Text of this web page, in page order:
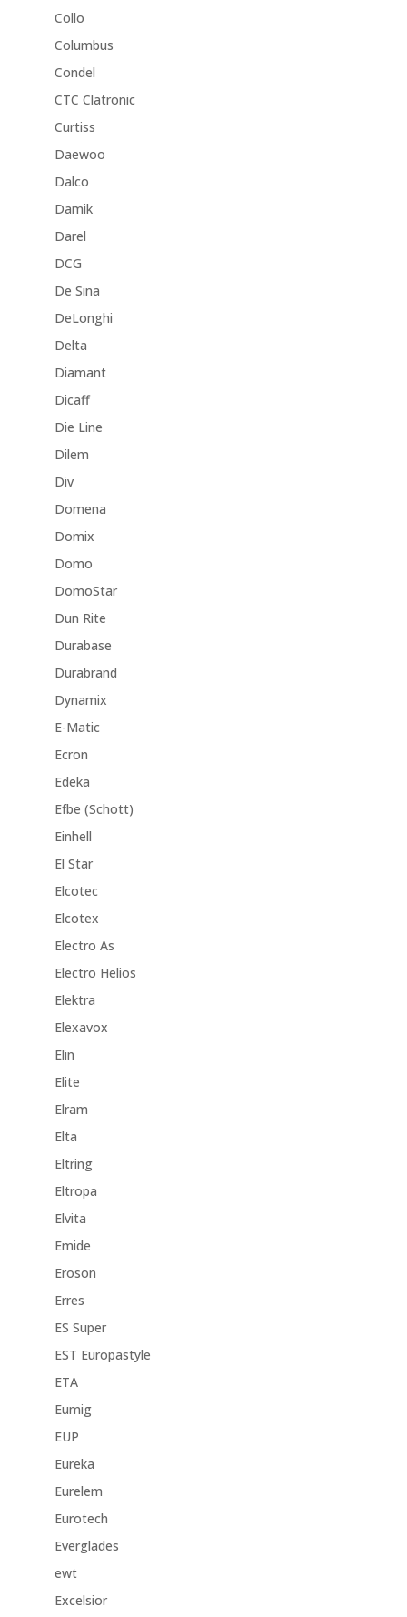
Collo
Columbus
Condel
CTC Clatronic
Curtiss
Daewoo
Dalco
Damik
Darel
DCG
De Sina
DeLonghi
Delta
Diamant
Dicaff
Die Line
Dilem
Div
Domena
Domix
Domo
DomoStar
Dun Rite
Durabase
Durabrand
Dynamix
E-Matic
Ecron
Edeka
Efbe (Schott)
Einhell
El Star
Elcotec
Elcotex
Electro As
Electro Helios
Elektra
Elexavox
Elin
Elite
Elram
Elta
Eltring
Eltropa
Elvita
Emide
Eroson
Erres
ES Super
EST Europastyle
ETA
Eumig
EUP
Eureka
Eurelem
Eurotech
Everglades
ewt
Excelsior